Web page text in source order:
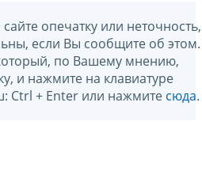
опечатку или неточность,
если Вы сообщите об этом.
по Вашему мнению,
и нажмите на клавиатуре
Ctrl + Enter или нажмите сюда.